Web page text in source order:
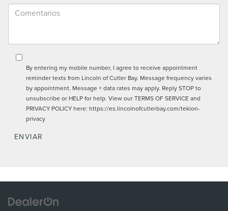
By entering my mobile number, I agree to receive appointment
reminder texts from Lincoln of Cutler Bay. Message frequency varies
by appointment. Message + data rates may apply. Reply STOP to
unsubscribe or HELP for help. View our TERMS OF SERVICE and
PRIVACY POLICY here: https://es.lincolnofcutlerbay.com/tekion-
privacy